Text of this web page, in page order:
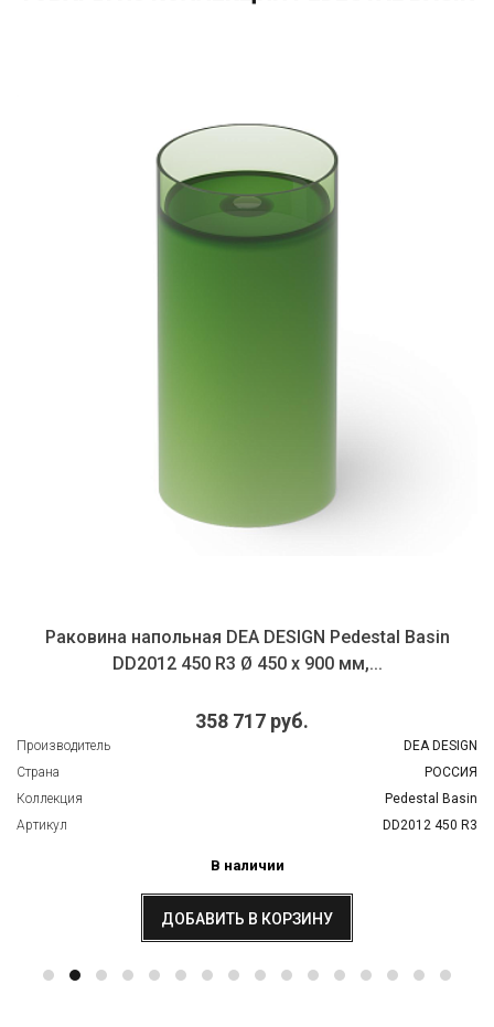
Раковина напольная DEA DESIGN Pedestal Basin
DD2012 450 R3 Ø 450 х 900 мм,...
358 717 руб.
Производитель
DEA DESIGN
Страна
РОССИЯ
Коллекция
Pedestal Basin
Артикул
DD2012 450 R3
В наличии
ДОБАВИТЬ В КОРЗИНУ